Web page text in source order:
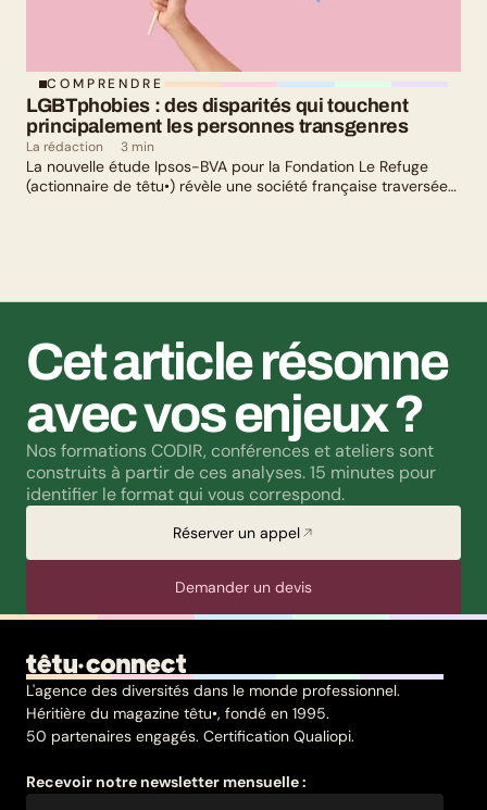
COMPRENDRE
LGBTphobies : des disparités qui touchent
principalement les personnes transgenres
La rédaction 3 min
La nouvelle étude Ipsos-BVA pour la Fondation Le Refuge
(actionnaire de têtu•) révèle une société française traversée
Cet article résonne
avec vos enjeux ?
Nos formations CODIR, conférences et ateliers sont
construits à partir de ces analyses. 15 minutes pour
identifier le format qui vous correspond.
Réserver un appel
Demander un devis
L'agence des diversités dans le monde professionnel.
Héritière du magazine têtu•, fondé en 1995.
50 partenaires engagés. Certification Qualiopi.
Recevoir notre newsletter mensuelle :